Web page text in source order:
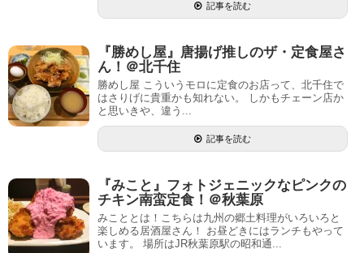
記事を読む
『勝めし屋』唐揚げ推しのザ・定食屋さ
ん！＠北千住
勝めし屋 こういうモロに定食のお店って、北千住で
はさりげに貴重かも知れない。 しかもチェーン店か
と思いきや、違う...
記事を読む
『みこと』フォトジェニックなピンクの
チキン南蛮定食！＠秋葉原
みこととは！こちらは九州の郷土料理がいろいろと
楽しめる居酒屋さん！ お昼どきにはランチもやって
います。 場所はJR秋葉原駅の昭和通...